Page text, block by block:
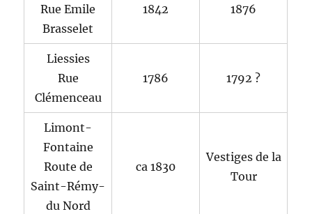
Rue Emile
Brasselet
1842 1876
Liessies
Rue
Clémenceau
1786 1792 ?
Limont-
Fontaine
Route de
Saint-Rémy-
du Nord
ca 1830
Vestiges de la
Tour